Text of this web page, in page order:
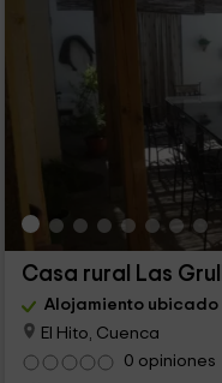
Casa rural Las
Alojamiento ubicado
El Hito, Cuenca
0 opiniones